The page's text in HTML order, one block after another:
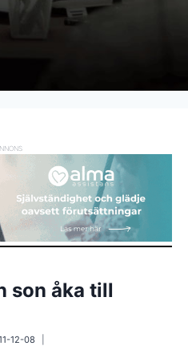
son åka till
12-08